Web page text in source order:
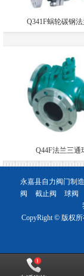
Q341F蜗轮碳钢法
Q44F法兰三通
永嘉县自力阀门制
阀
截止阀 球阀
CopyRight © 版权